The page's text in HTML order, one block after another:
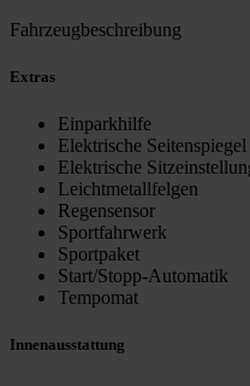
Fahrzeugbeschreibung
Extras
Einparkhilfe
Elektrische Seitenspiegel
Elektrische
Leichtmetallfelgen
Regensensor
Sportfahrwerk
Sportpaket
Start/Stopp-Automatik
Tempomat
Innenausstattung